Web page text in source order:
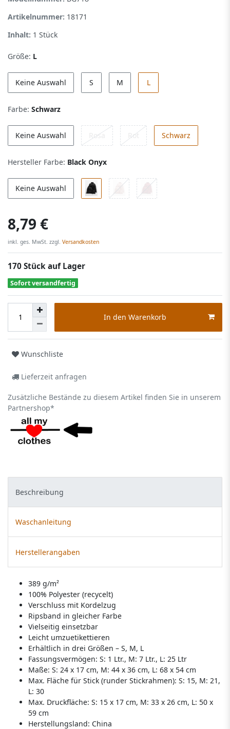
Artikelnummer: 18171
Inhalt: 1 Stück
Größe: L
Keine Auswahl S M L
Farbe: Schwarz
Keine Auswahl Rosa Rot Schwarz
Hersteller Farbe: Black Onyx
Keine Auswahl
8,79 €
inkl. ges. MwSt. zzgl. Versandkosten
170 Stück auf Lager
Sofort versandfertig
In den Warenkorb
Wunschliste
Lieferzeit anfragen
Zusätzliche Bestände zu diesem Artikel finden Sie in unserem
Partnershop*
Beschreibung
Waschanleitung
Herstellerangaben
389 g/m²
100% Polyester (recycelt)
Verschluss mit Kordelzug
Ripsband in gleicher Farbe
Vielseitig einsetzbar
Leicht umzuetikettieren
Erhältlich in drei Größen – S, M, L
Fassungsvermögen: S: 1 Ltr., M: 7 Ltr., L: 25 Ltr
Maße: S: 24 x 17 cm, M: 44 x 36 cm, L: 68 x 54 cm
Max. Fläche für Stick (runder Stickrahmen): S: 15, M: 21,
L: 30
Max. Druckfläche: S: 15 x 17 cm, M: 33 x 26 cm, L: 50 x
59 cm
Herstellungsland: China